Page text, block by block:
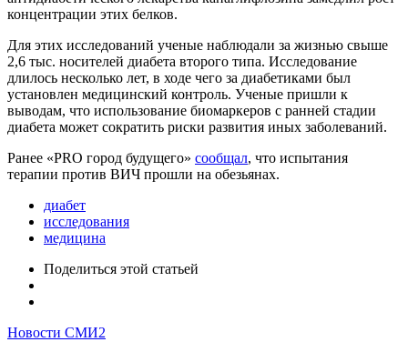
концентрации этих белков.
Для этих исследований ученые наблюдали за жизнью свыше
2,6 тыс. носителей диабета второго типа. Исследование
длилось несколько лет, в ходе чего за диабетиками был
установлен медицинский контроль. Ученые пришли к
выводам, что использование биомаркеров с ранней стадии
диабета может сократить риски развития иных заболеваний.
Ранее «PRO город будущего» сообщал, что испытания
терапии против ВИЧ прошли на обезьянах.
диабет
исследования
медицина
Поделиться этой статьей
Новости СМИ2